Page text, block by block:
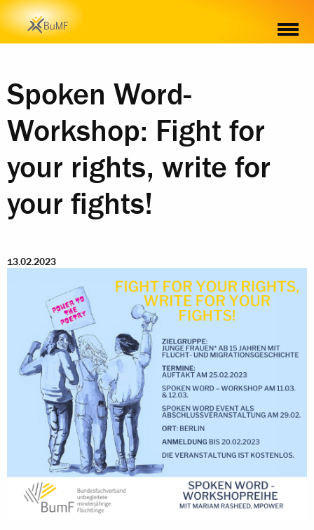
Spoken Word-
Workshop: Fight for
your rights, write for
your fights!
13.02.2023